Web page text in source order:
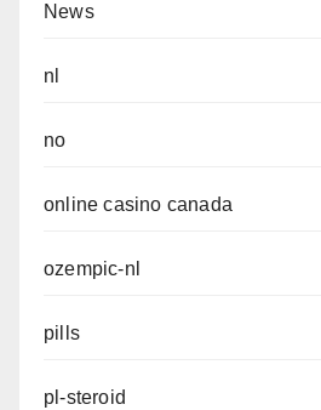
News
nl
no
online casino canada
ozempic-nl
pills
pl-steroid